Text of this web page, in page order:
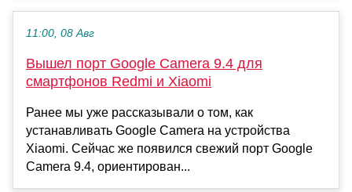
11:00, 08 Авг
Вышел порт Google Camera 9.4 для
смартфонов Redmi и Xiaomi
Ранее мы уже рассказывали о том, как
устанавливать Google Camera на устройства
Xiaomi. Сейчас же появился свежий порт Google
Camera 9.4, ориентирован...